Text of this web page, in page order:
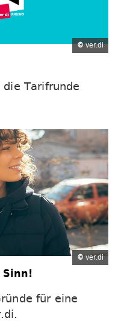
©ver.di
Tarifrunde
© ver.di
für eine